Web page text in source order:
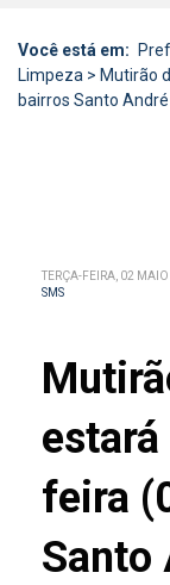
Você está em:
Limpeza > Mutirão
bairros Santo
TERÇA-FEIRA, 02
SMS
feira
Santo